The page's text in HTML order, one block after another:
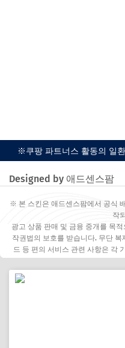
※쿠팡 파트너스 활동의 일
Designed by 애드센스팜
※ 본 스킨은 애드센스팜에서 공식
작
광고 상품 판매 및 금융 중개를 목
작권법의 보호를 받습니다. 무단 복
드 등 편의 서비스 관련 사항은 각